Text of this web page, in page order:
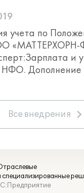
договора
к
к
Центрам
http://its.1c.ru/zakaz
учета по
«МАТТЕРХОРН-
и
НФО.
Все внедрения
специализированные